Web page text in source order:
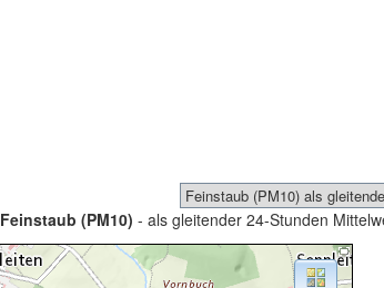
Feinstaub (PM10) - als gleitender 24-Stunden